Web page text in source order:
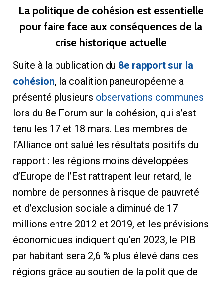
La politique de cohésion est essentielle
pour faire face aux conséquences de la
crise historique actuelle
Suite à la publication du 8e rapport sur la
cohésion, la coalition paneuropéenne a
présenté plusieurs observations communes
lors du 8e Forum sur la cohésion, qui s’est
tenu les 17 et 18 mars. Les membres de
l’Alliance ont salué les résultats positifs du
rapport : les régions moins développées
d’Europe de l’Est rattrapent leur retard, le
nombre de personnes à risque de pauvreté
et d’exclusion sociale a diminué de 17
millions entre 2012 et 2019, et les prévisions
économiques indiquent qu’en 2023, le PIB
par habitant sera 2,6 % plus élevé dans ces
régions grâce au soutien de la politique de